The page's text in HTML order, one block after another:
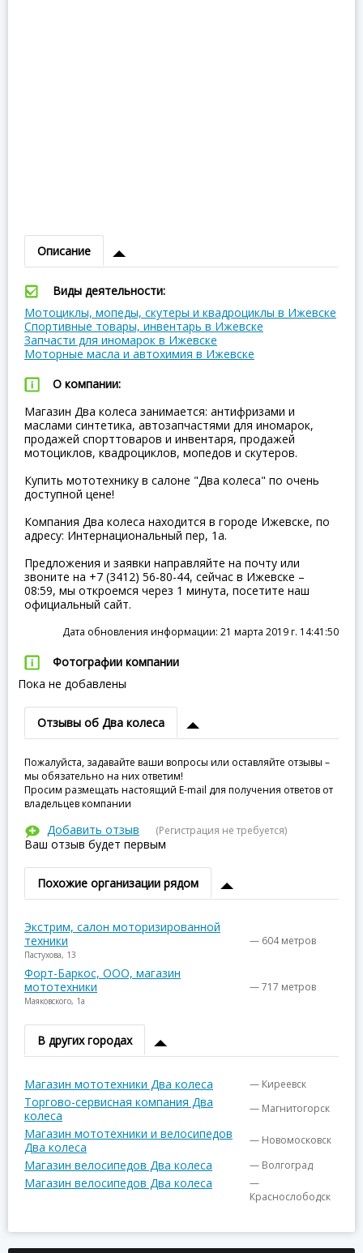
Описание
Виды деятельности:
Мотоциклы, мопеды, скутеры и квадроциклы в Ижевске
Спортивные товары, инвентарь в Ижевске
Запчасти для иномарок в Ижевске
Моторные масла и автохимия в Ижевске
О компании:
Магазин Два колеса занимается: антифризами и
маслами синтетика, автозапчастями для иномарок,
продажей спорттоваров и инвентаря, продажей
мотоциклов, квадроциклов, мопедов и скутеров.
Купить мототехнику в салоне "Два колеса" по очень
доступной цене!
Компания Два колеса находится в городе Ижевске, по
адресу: Интернациональный пер, 1а.
Предложения и заявки направляйте на почту или
звоните на +7 (3412) 56-80-44, сейчас в Ижевске –
08:59, мы откроемся через 1 минута, посетите наш
официальный сайт.
Дата обновления информации: 21 марта 2019 г. 14:41:50
Фотографии компании
Пока не добавлены
Отзывы об Два колеса
Пожалуйста, задавайте ваши вопросы или оставляйте отзывы –
мы обязательно на них ответим!
Просим размещать настоящий E-mail для получения ответов от
владельцев компании
Добавить отзыв (Регистрация не требуется)
Ваш отзыв будет первым
Похожие организации рядом
Экстрим, салон моторизированной
техники
Пастухова, 13
— 604 метров
Форт-Баркос, ООО, магазин
мототехники
Маяковского, 1а
— 717 метров
В других городах
Магазин мототехники Два колеса — Киреевск
Торгово-сервисная компания Два
колеса
— Магнитогорск
Магазин мототехники и велосипедов
Два колеса
— Новомосковск
Магазин велосипедов Два колеса — Волгоград
Магазин велосипедов Два колеса
—
Краснослободск